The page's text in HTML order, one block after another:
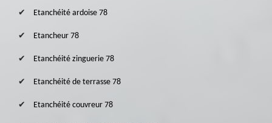
Etanchéité ardoise 78
Etancheur 78
Etanchéité zinguerie 78
Etanchéité de terrasse 78
Etanchéité couvreur 78